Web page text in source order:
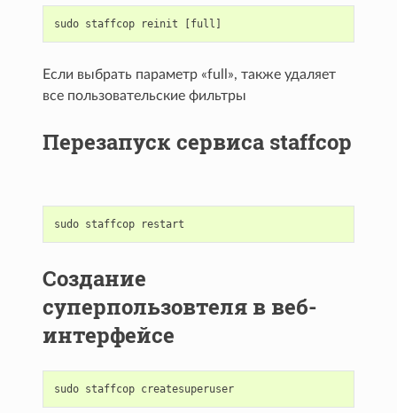
sudo staffcop reinit [full ]
Если выбрать параметр «full», также удаляет
все пользовательские фильтры
Перезапуск сервиса staffcop
sudo staffcop restart
Создание
суперпользовтеля в веб-
интерфейсе
sudo staffcop createsuperuser